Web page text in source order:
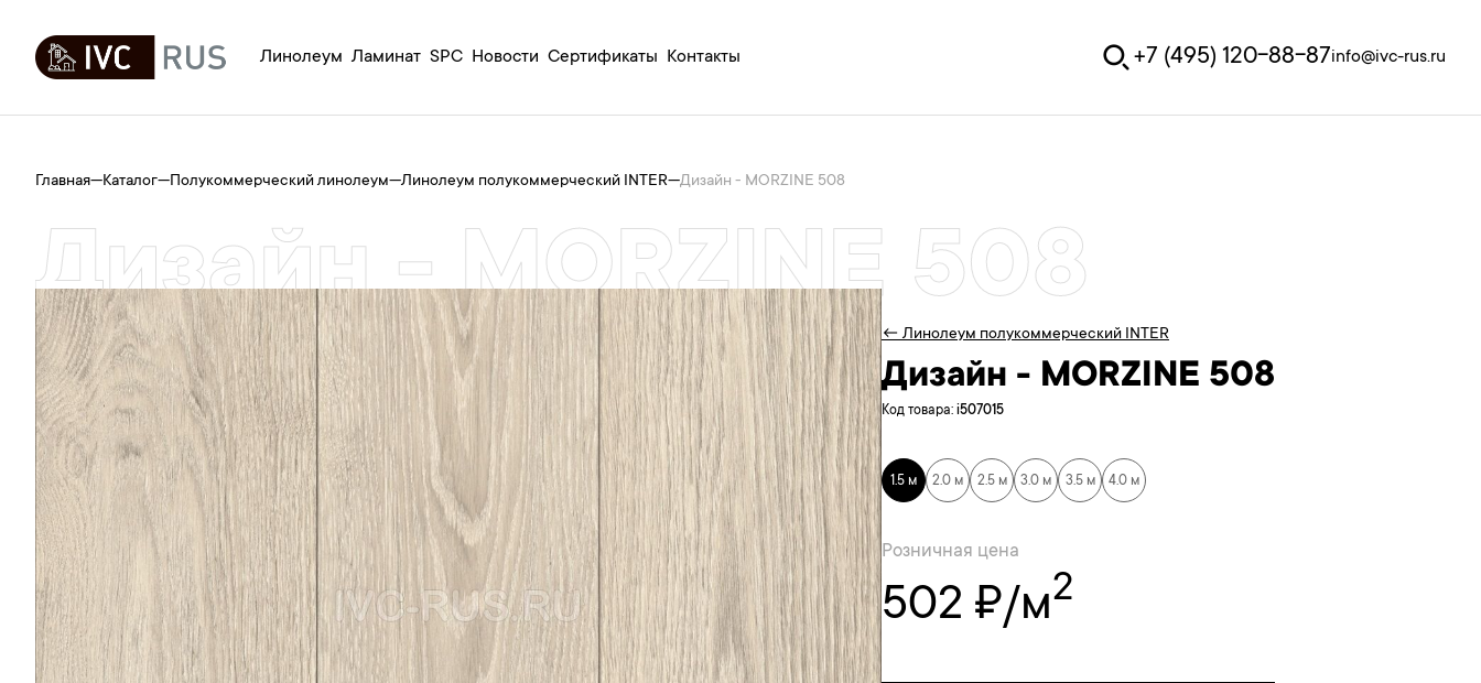
Линолеум Ламинат SPC Новости Сертификаты Контакты +7 (495) 120-88-87info@ivc-rus.ru
Главная—Каталог—Полукоммерческий линолеум—Линолеум полукоммерческий INTER—Дизайн - MORZINE 508
Дизайн - MORZINE 508
← Линолеум полукоммерческий INTER
Дизайн - MORZINE 508
Код товара: i507015
1.5 м 2.0 м 2.5 м 3.0 м 3.5 м 4.0 м
Розничная цена
502 ₽/м2